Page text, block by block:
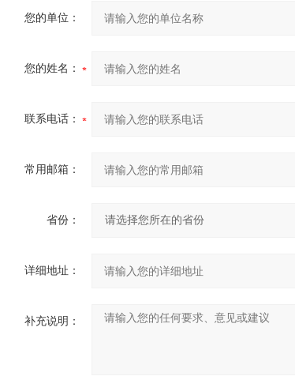
您的单位：
您的姓名：
联系电话：
常用邮箱：
省份：
详细地址：
补充说明：